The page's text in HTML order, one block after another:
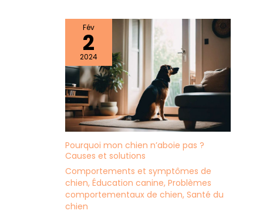
Fév
2
2024
Pourquoi mon chien n’aboie pas ?
Causes et solutions
Comportements et symptômes de
chien, Éducation canine, Problèmes
comportementaux de chien, Santé du
chien